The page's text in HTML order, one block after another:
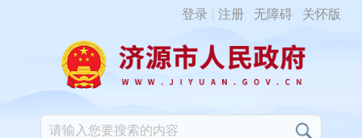
登录 注册 无障碍 关怀版